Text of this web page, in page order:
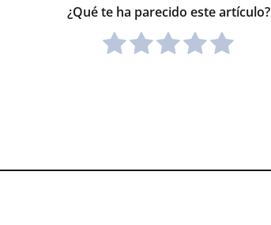
¿Qué te ha parecido este artículo?